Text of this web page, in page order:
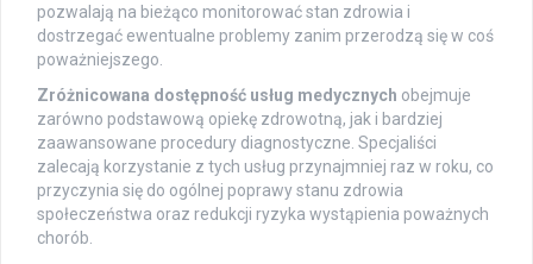
pozwalają na bieżąco monitorować stan zdrowia i
dostrzegać ewentualne problemy zanim przerodzą się w coś
poważniejszego.
Zróżnicowana dostępność usług medycznych obejmuje
zarówno podstawową opiekę zdrowotną, jak i bardziej
zaawansowane procedury diagnostyczne. Specjaliści
zalecają korzystanie z tych usług przynajmniej raz w roku, co
przyczynia się do ogólnej poprawy stanu zdrowia
społeczeństwa oraz redukcji ryzyka wystąpienia poważnych
chorób.